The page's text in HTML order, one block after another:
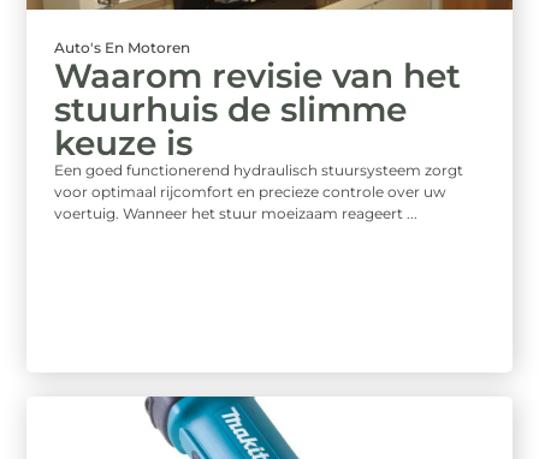
Auto's En Motoren
Waarom revisie van het
stuurhuis de slimme
keuze is
Een goed functionerend hydraulisch stuursysteem zorgt
voor optimaal rijcomfort en precieze controle over uw
voertuig. Wanneer het stuur moeizaam reageert ...